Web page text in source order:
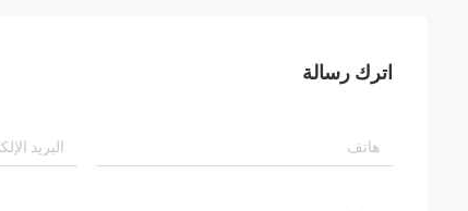
اترك رسالة